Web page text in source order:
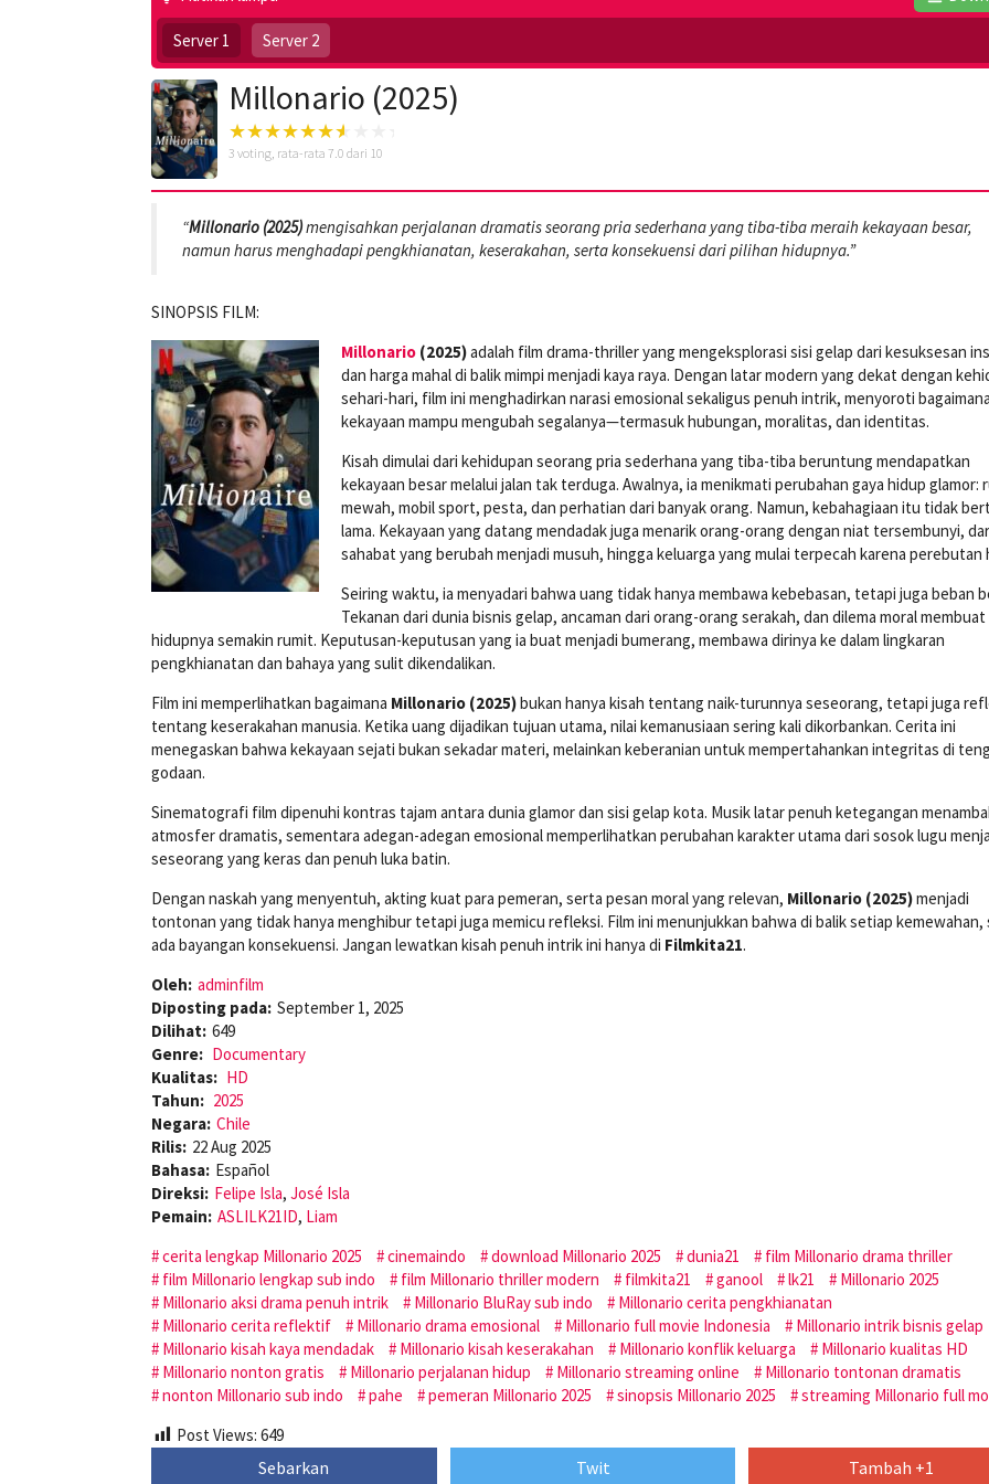
Server 1 Server 2
Millonario (2025)
3 voting, rata-rata 7.0 dari 10
“Millonario (2025)mengisahkan perjalanan dramatis seorang pria sederhana yang tiba-tiba meraih kekayaan besar,
namun harus menghadapi pengkhianatan, keserakahan, serta konsekuensi dari pilihan hidupnya.”
SINOPSIS FILM:
Millonario (2025)adalah film drama-thriller yang mengeksplorasi sisi gelap dari kesuksesan
dan harga mahal di balik mimpi menjadi kaya raya. Dengan latar modern yang dekat dengan
sehari-hari, film ini menghadirkan narasi emosional sekaligus penuh intrik, menyoroti
kekayaan mampu mengubah segalanya—termasuk hubungan, moralitas, dan identitas.
Kisah dimulai dari kehidupan seorang pria sederhana yang tiba-tiba beruntung mendapatkan
kekayaan besar melalui jalan tak terduga. Awalnya, ia menikmati perubahan gaya hidup glamor:
mewah, mobil sport, pesta, dan perhatian dari banyak orang. Namun, kebahagiaan itu tidak
lama. Kekayaan yang datang mendadak juga menarik orang-orang dengan niat tersembunyi,
sahabat yang berubah menjadi musuh, hingga keluarga yang mulai terpecah karena perebutan
Seiring waktu, ia menyadari bahwa uang tidak hanya membawa kebebasan, tetapi juga beban
Tekanan dari dunia bisnis gelap, ancaman dari orang-orang serakah, dan dilema moral membuat
hidupnya semakin rumit. Keputusan-keputusan yang ia buat menjadi bumerang, membawa dirinya ke dalam lingkaran
pengkhianatan dan bahaya yang sulit dikendalikan.
Film ini memperlihatkan bagaimana Millonario (2025)bukan hanya kisah tentang naik-turunnya seseorang, tetapi juga
tentang keserakahan manusia. Ketika uang dijadikan tujuan utama, nilai kemanusiaan sering kali dikorbankan. Cerita ini
menegaskan bahwa kekayaan sejati bukan sekadar materi, melainkan keberanian untuk mempertahankan integritas di
godaan.
Sinematografi film dipenuhi kontras tajam antara dunia glamor dan sisi gelap kota. Musik latar penuh ketegangan
atmosfer dramatis, sementara adegan-adegan emosional memperlihatkan perubahan karakter utama dari sosok lugu
seseorang yang keras dan penuh luka batin.
Dengan naskah yang menyentuh, akting kuat para pemeran, serta pesan moral yang relevan, Millonario (2025)menjadi
tontonan yang tidak hanya menghibur tetapi juga memicu refleksi. Film ini menunjukkan bahwa di balik setiap kemewahan,
ada bayangan konsekuensi. Jangan lewatkan kisah penuh intrik ini hanya di Filmkita21.
Oleh: adminfilm
Diposting pada: September 1, 2025
Dilihat: 649
Genre: Documentary
Kualitas: HD
Tahun: 2025
Negara: Chile
Rilis: 22 Aug 2025
Bahasa: Español
Direksi: Felipe Isla, José Isla
Pemain: ASLILK21ID, Liam
cerita lengkap Millonario 2025
cinemaindo download Millonario 2025 dunia21
film Millonario drama thriller
film Millonario lengkap sub indo
film Millonario thriller modern filmkita21 ganool lk21
Millonario 2025
Millonario aksi drama penuh intrik
Millonario BluRay sub indo
Millonario cerita pengkhianatan
Millonario cerita reflektif
Millonario drama emosional Millonario full movie Indonesia
Millonario intrik bisnis gelap
Millonario kisah kaya mendadak
Millonario kisah keserakahan Millonario konflik keluarga
Millonario kualitas HD
Millonario nonton gratis
Millonario perjalanan hidup Millonario streaming online
Millonario tontonan dramatis
nonton Millonario sub indo
pahe pemeran Millonario 2025 sinopsis Millonario 2025
streaming Millonario full
Post Views: 649
Sebarkan Twit
Tambah +1